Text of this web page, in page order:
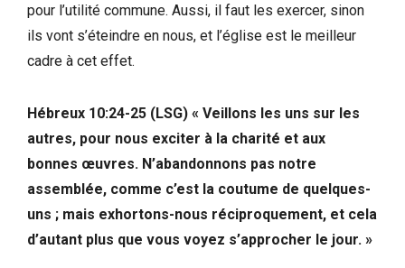
pour l’utilité commune. Aussi, il faut les exercer, sinon
ils vont s’éteindre en nous, et l’église est le meilleur
cadre à cet effet.
Hébreux 10:24-25 (LSG) « Veillons les uns sur les
autres, pour nous exciter à la charité et aux
bonnes œuvres. N’abandonnons pas notre
assemblée, comme c’est la coutume de quelques-
uns ; mais exhortons-nous réciproquement, et cela
d’autant plus que vous voyez s’approcher le jour. »